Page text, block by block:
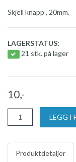
Skjell knapp , 20mm.
LAGERSTATUS:
21 stk. på lager
10,-
LEGG I
Produktdetaljer